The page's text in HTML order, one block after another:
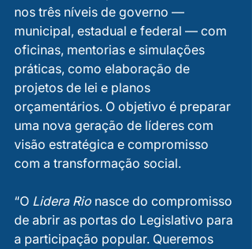
nos três níveis de governo —
municipal, estadual e federal — com
oficinas, mentorias e simulações
práticas, como elaboração de
projetos de lei e planos
orçamentários. O objetivo é preparar
uma nova geração de líderes com
visão estratégica e compromisso
com a transformação social.
“O Lidera Rio nasce do compromisso
de abrir as portas do Legislativo para
a participação popular. Queremos